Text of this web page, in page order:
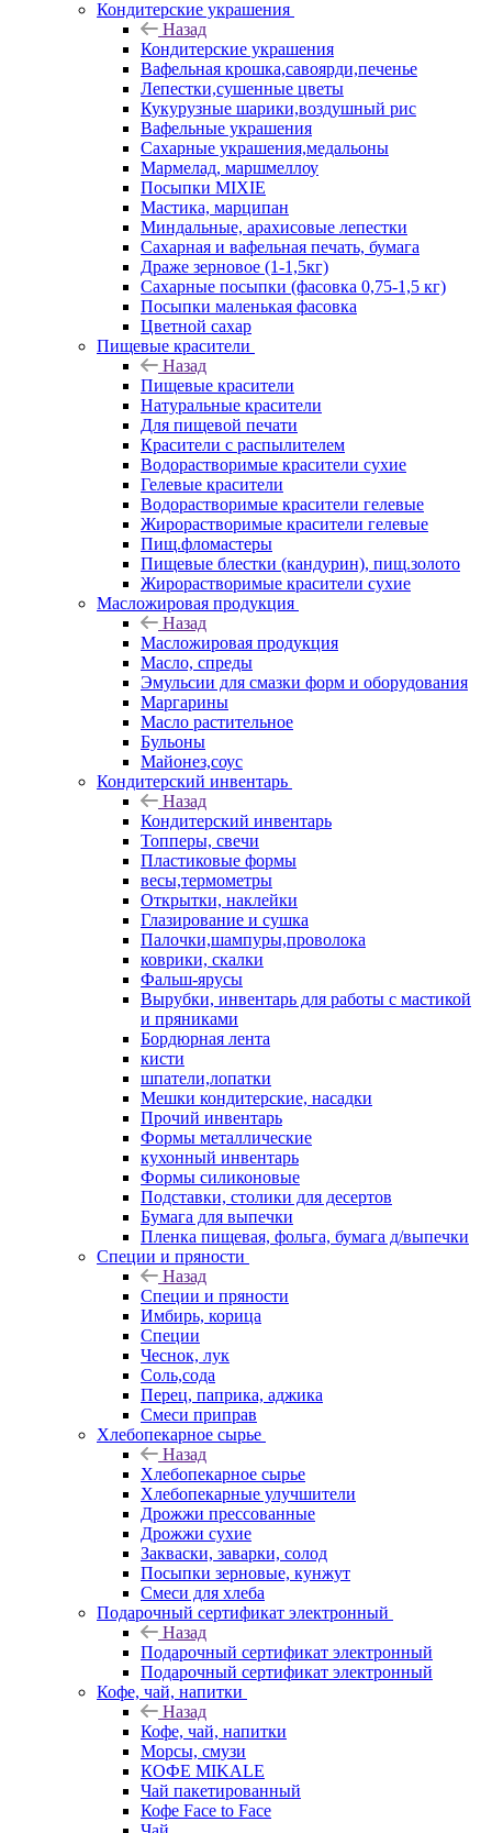
Кондитерские украшения
Назад
Кондитерские украшения
Вафельная крошка,савоярди,печенье
Лепестки,сушенные цветы
Кукурузные шарики,воздушный рис
Вафельные украшения
Сахарные украшения,медальоны
Мармелад, маршмеллоу
Посыпки MIXIE
Мастика, марципан
Миндальные, арахисовые лепестки
Сахарная и вафельная печать, бумага
Драже зерновое (1-1,5кг)
Сахарные посыпки (фасовка 0,75-1,5 кг)
Посыпки маленькая фасовка
Цветной сахар
Пищевые красители
Назад
Пищевые красители
Натуральные красители
Для пищевой печати
Красители с распылителем
Водорастворимые красители сухие
Гелевые красители
Водорастворимые красители гелевые
Жирорастворимые красители гелевые
Пищ.фломастеры
Пищевые блестки (кандурин), пищ.золото
Жирорастворимые красители сухие
Масложировая продукция
Назад
Масложировая продукция
Масло, спреды
Эмульсии для смазки форм и оборудования
Маргарины
Масло растительное
Бульоны
Майонез,соус
Кондитерский инвентарь
Назад
Кондитерский инвентарь
Топперы, свечи
Пластиковые формы
весы,термометры
Открытки, наклейки
Глазирование и сушка
Палочки,шампуры,проволока
коврики, скалки
Фальш-ярусы
Вырубки, инвентарь для работы с мастикой
и пряниками
Бордюрная лента
кисти
шпатели,лопатки
Мешки кондитерские, насадки
Прочий инвентарь
Формы металлические
кухонный инвентарь
Формы силиконовые
Подставки, столики для десертов
Бумага для выпечки
Пленка пищевая, фольга, бумага д/выпечки
Специи и пряности
Назад
Специи и пряности
Имбирь, корица
Специи
Чеснок, лук
Соль,сода
Перец, паприка, аджика
Смеси приправ
Хлебопекарное сырье
Назад
Хлебопекарное сырье
Хлебопекарные улучшители
Дрожжи прессованные
Дрожжи сухие
Закваски, заварки, солод
Посыпки зерновые, кунжут
Смеси для хлеба
Подарочный сертификат электронный
Назад
Подарочный сертификат электронный
Подарочный сертификат электронный
Кофе, чай, напитки
Назад
Кофе, чай, напитки
Морсы, смузи
КОФЕ MIKALE
Чай пакетированный
Кофе Face to Face